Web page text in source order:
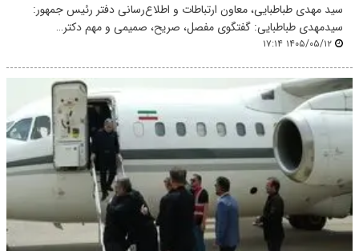
سید مهدی طباطبایی، معاون ارتباطات و اطلاع‌رسانی دفتر رئیس جمهور:
سیدمهدی طباطبایی: گفتگوی مفصل، صریح، صمیمی و مهم دکتر…
۱۴۰۵/۰۵/۱۲ ۱۷:۱۴